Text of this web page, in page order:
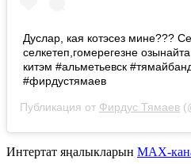
Дуслар, кая котэсез мине???
селкетеп,гомерегезне
китэм #альметьевск
#фирдустямаев
Публикация от Фирдус Тямаев
Интертат яңалыкларын MAX-